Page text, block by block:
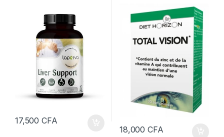
17,500CFA
18,000CFA